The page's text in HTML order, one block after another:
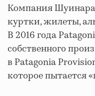
Компания
куртки, жилеты,
В 2016 года
собственного
в Patagonia
которое пытается